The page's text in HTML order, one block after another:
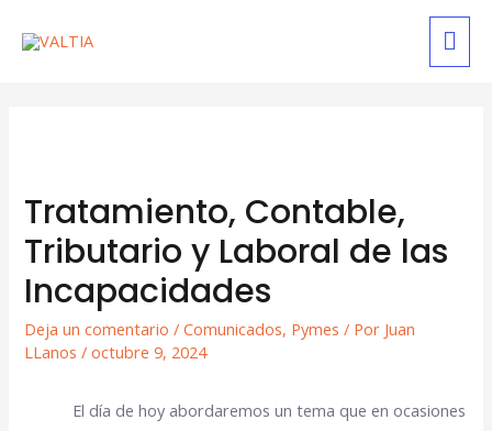
Tratamiento, Contable,
Tributario y Laboral de las
Incapacidades
Deja un comentario /Comunicados, Pymes / Por Juan
LLanos /octubre 9, 2024
El día de hoy abordaremos un tema que en ocasiones